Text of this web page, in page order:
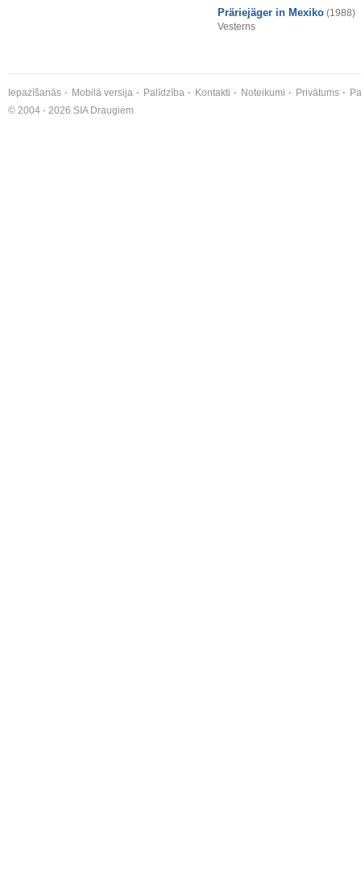
Präriejäger in Mexiko (1988)
Vesterns
Iepazīšanās Mobilā versija Palīdzība Kontakti Noteikumi Privātums
© 2004 - 2026 SIA Draugiem